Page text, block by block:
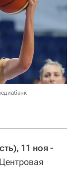
11 ноя -
Центровая